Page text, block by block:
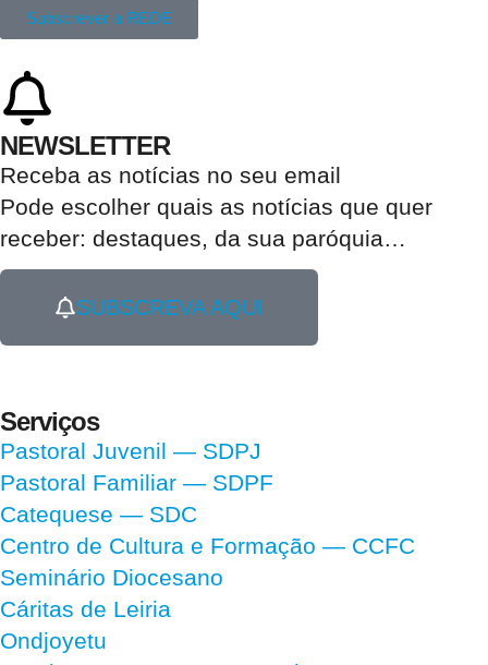
Subscrever a REDE
NEWSLETTER
Receba as notícias no seu email​
Pode escolher quais as notícias que quer
receber: destaques, da sua paróquia…
SUBSCREVA AQUI
Serviços
Pastoral Juvenil — SDPJ
Pastoral Familiar — SDPF
Catequese — SDC
Centro de Cultura e Formação — CCFC
Seminário Diocesano
Cáritas de Leiria
Ondjoyetu